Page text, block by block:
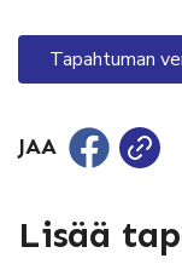
Tapahtuman
JAA
Lisää